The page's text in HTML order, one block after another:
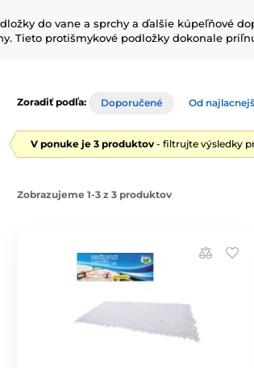
do vane a sprchy a ďalšie kúpeľňové
Tieto protišmykové podložky dokonale
Zoradiť podľa: Doporučené Od
V ponuke je 3 produktov - filtrujte výsledky
Zobrazujeme 1-3 z 3 produktov